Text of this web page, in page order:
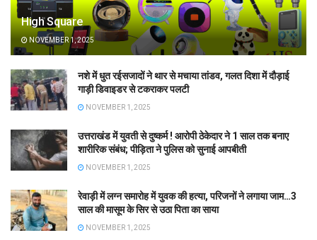
High Square
NOVEMBER 1, 2025
नशे में धुत रईसजादों ने थार से मचाया तांडव, गलत दिशा में दौड़ाई
गाड़ी डिवाइडर से टकराकर पलटी
NOVEMBER 1, 2025
उत्तराखंड में युवती से दुष्कर्म ! आरोपी ठेकेदार ने 1 साल तक बनाए
शारीरिक संबंध; पीड़िता ने पुलिस को सुनाई आपबीती
NOVEMBER 1, 2025
रेवाड़ी में लग्न समारोह में युवक की हत्या, परिजनों ने लगाया जाम…3
साल की मासूम के सिर से उठा पिता का साया
NOVEMBER 1, 2025